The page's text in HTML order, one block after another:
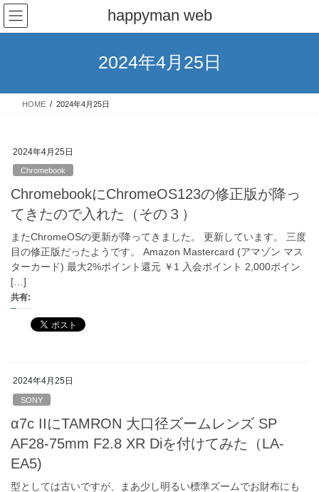
コ
ン
テ
ス
ナ
ビ
ゲ
ン
happyman web
2024年4月25日
HOME 2024年4月25日
2024年4月25日
Chromebook
ChromebookにChromeOS123の修正版が降っ
てきたので入れた（その３）
またChromeOSの更新が降ってきました。 更新しています。 三度
目の修正版だったようです。 Amazon Mastercard (アマゾン マス
ターカード) 最大2%ポイント還元 ￥1 入会ポイント 2,000ポイン
[…]
共有:
2024年4月25日
SONY
α7c IIにTAMRON 大口径ズームレンズ SP
AF28-75mm F2.8 XR Diを付けてみた（LA-
EA5)
型としては古いですが、まあ少し明るい標準ズームでお財布にも